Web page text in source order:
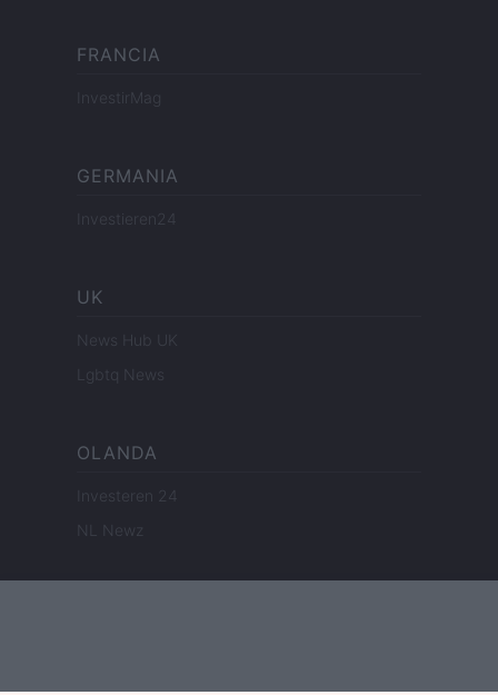
FRANCIA
InvestirMag
GERMANIA
Investieren24
UK
News Hub UK
Lgbtq News
OLANDA
Investeren 24
NL Newz